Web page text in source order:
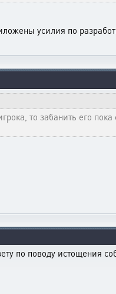
усилия по
то забанить его
по поводу истощения